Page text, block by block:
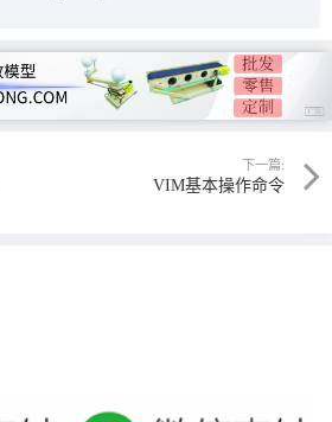
下一篇:
VIM基本操作命令